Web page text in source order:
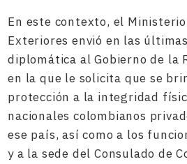
En este contexto, el Ministerio
Exteriores envió en las
diplomática al Gobierno de la
en la que le solicita que se
protección a la integridad
nacionales colombianos
ese país, así como a los
y a la sede del Consulado de